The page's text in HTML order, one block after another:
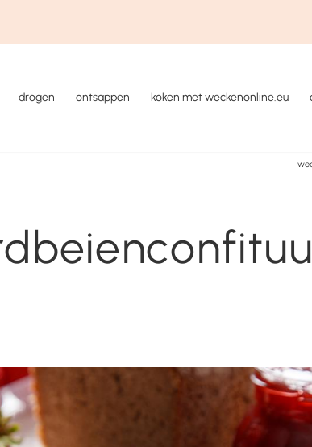
drogen ontsappen koken met weckenonline.eu